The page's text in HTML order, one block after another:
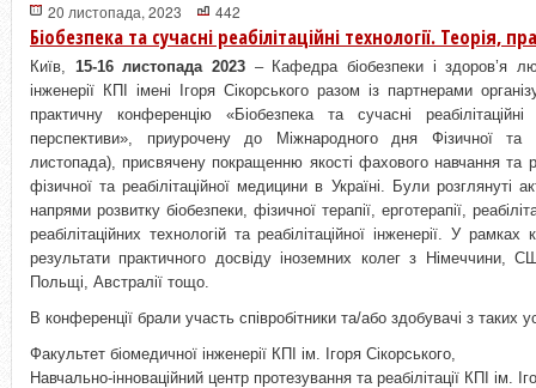
20 листопада, 2023 442
Біобезпека та сучасні реабілітаційні технології. Теорія,
Київ, 15-16 листопада 2023– Кафедра біобезпеки і здоров’я
інженерії КПІ імені Ігоря Сікорського разом із партнерами
практичну конференцію «Біобезпека та сучасні реабілітаційні
перспективи», приурочену до Міжнародного дня Фізичної та
листопада), присвячену покращенню якості фахового навчання та
фізичної та реабілітаційної медицини в Україні. Були розглянуті
напрями розвитку біобезпеки, фізичної терапії, ерготерапії,
реабілітаційних технологій та реабілітаційної інженерії. У
результати практичного досвіду іноземних колег з Німеччини,
Польщі, Австралії тощо.
В конференції брали участь співробітники та/або здобувачі з таких
Факультет біомедичної інженерії КПІ ім. Ігоря Сікорського,
Навчально-інноваційний центр протезування та реабілітації КПІ ім.